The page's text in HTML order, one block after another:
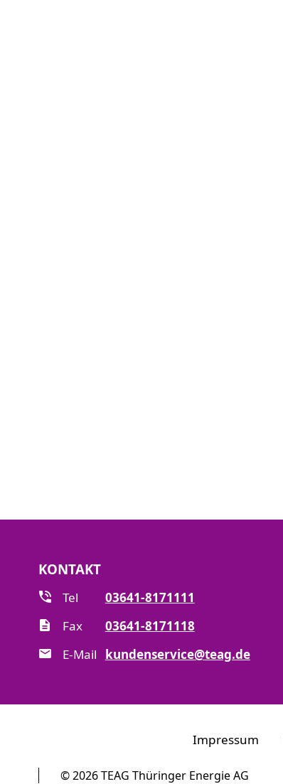
KONTAKT
Tel
03641-8171111
Fax
03641-8171118
E-Mail
kundenservice@teag.de
Impressum
© 2026 TEAG Thüringer Energie AG